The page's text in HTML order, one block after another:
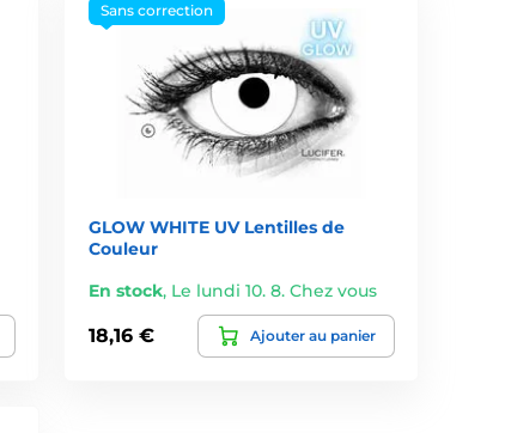
Sans correction
GLOW WHITE UV Lentilles de
Couleur
En stock, Le lundi 10. 8. Chez vous
18,16 € Ajouter au panier